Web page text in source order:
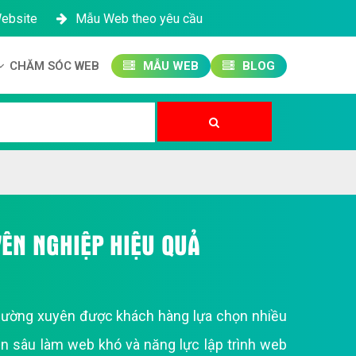
Mẫu Web theo yêu cầu
CHĂM SÓC WEB MẪU WEB BLOG
NGHIỆP HIỆU QUẢ
xuyên được khách hàng lựa chọn nhiều
sâu làm web khó và năng lực lập trình web